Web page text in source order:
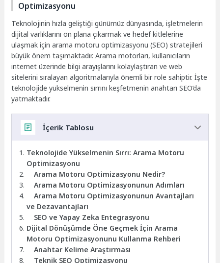
Optimizasyonu
Teknolojinin hızla geliştiği günümüz dünyasında, işletmelerin
dijital varlıklarını ön plana çıkarmak ve hedef kitlelerine
ulaşmak için arama motoru optimizasyonu (SEO) stratejileri
büyük önem taşımaktadır. Arama motorları, kullanıcıların
internet üzerinde bilgi arayışlarını kolaylaştıran ve web
sitelerini sıralayan algoritmalarıyla önemli bir role sahiptir. İşte
teknolojide yükselmenin sırrını keşfetmenin anahtarı SEO’da
yatmaktadır.
İçerik Tablosu
Teknolojide Yükselmenin Sırrı: Arama Motoru
Optimizasyonu
Arama Motoru Optimizasyonu Nedir?
Arama Motoru Optimizasyonunun Adımları
Arama Motoru Optimizasyonunun Avantajları
ve Dezavantajları
SEO ve Yapay Zeka Entegrasyonu
Dijital Dönüşümde Öne Geçmek İçin Arama
Motoru Optimizasyonunu Kullanma Rehberi
Anahtar Kelime Araştırması
Teknik SEO Optimizasyonu